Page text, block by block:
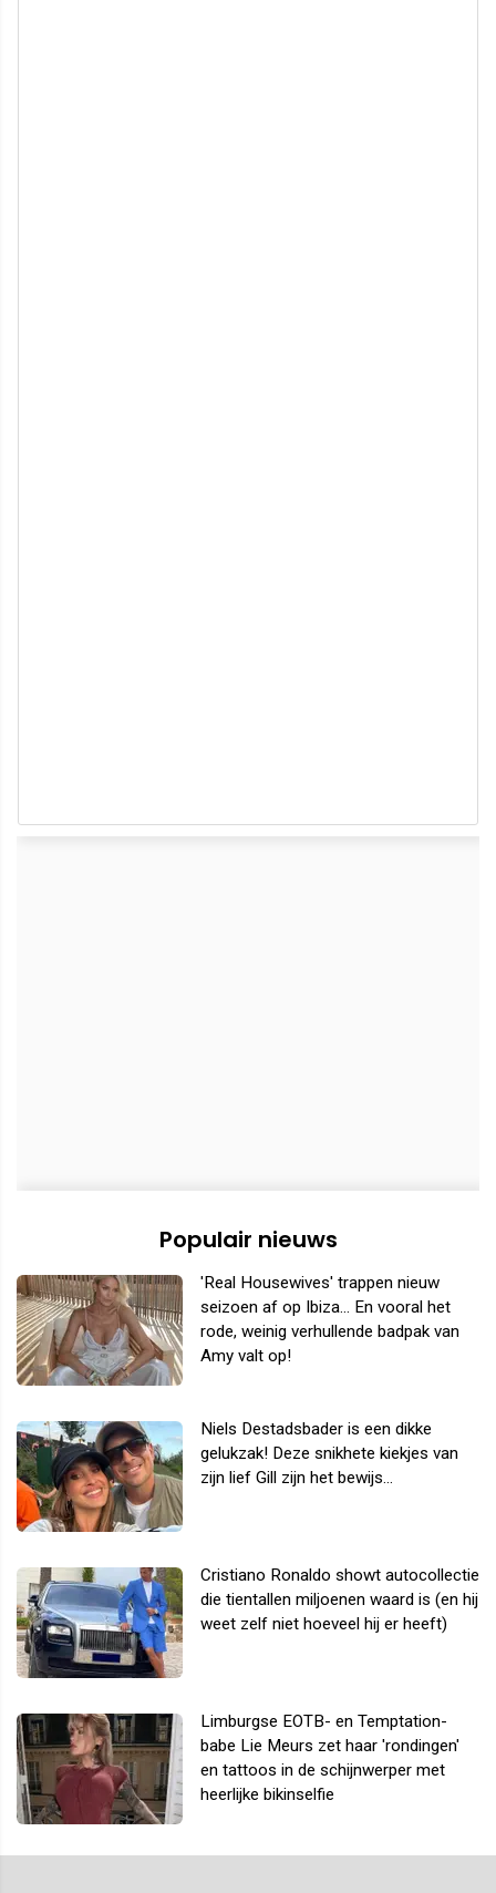
Populair nieuws
'Real Housewives' trappen nieuw
seizoen af op Ibiza... En vooral het
rode, weinig verhullende badpak van
Amy valt op!
Niels Destadsbader is een dikke
gelukzak! Deze snikhete kiekjes van
zijn lief Gill zijn het bewijs...
Cristiano Ronaldo showt autocollectie
die tientallen miljoenen waard is (en hij
weet zelf niet hoeveel hij er heeft)
Limburgse EOTB- en Temptation-
babe Lie Meurs zet haar 'rondingen'
en tattoos in de schijnwerper met
heerlijke bikinselfie